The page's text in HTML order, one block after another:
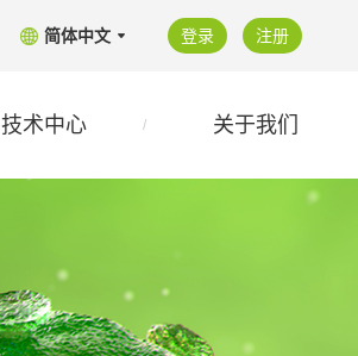
简体中文 登录 注册
技术中心 关于我们